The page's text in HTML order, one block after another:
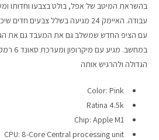
מחשבי אפל משומשים
חלקים למק | Apple
מדריכים
בהשראת המיטב של אפל, בולט בצבעו וחדותו
עבודה. האיימק 24 מגיעה בשלל
עם הציפ החדש שמשלב גם את המעבד גם את
במחשב.
הגדולה ולהרגיש אותה
Color: Pink
Ratina 4.5k
Chip: Apple M1
CPU: 8-Core Central processing unit